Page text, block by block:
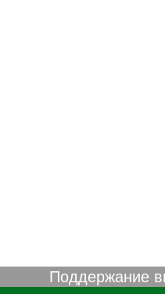
Поддержание